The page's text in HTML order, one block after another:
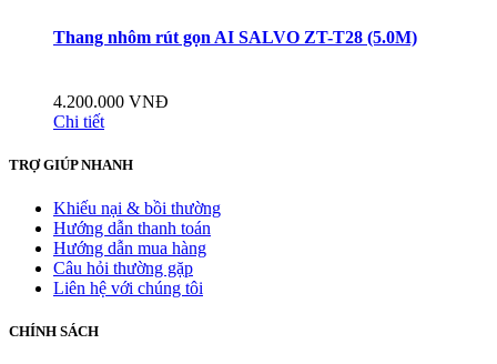
Thang nhôm rút gọn AI SALVO ZT-T28 (5.0M)
4.200.000 VNĐ
Chi tiết
TRỢ GIÚP NHANH
Khiếu nại & bồi thường
Hướng dẫn thanh toán
Hướng dẫn mua hàng
Câu hỏi thường gặp
Liên hệ với chúng tôi
CHÍNH SÁCH